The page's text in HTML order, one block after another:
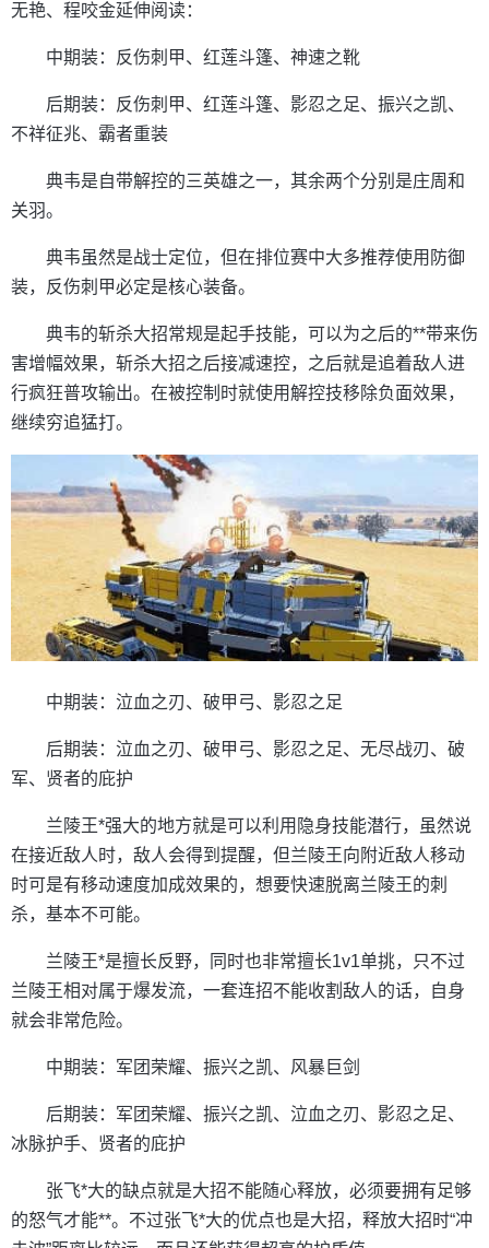
无艳、程咬金延伸阅读：
中期装：反伤刺甲、红莲斗篷、神速之靴
后期装：反伤刺甲、红莲斗篷、影忍之足、振兴之凯、
不祥征兆、霸者重装
典韦是自带解控的三英雄之一，其余两个分别是庄周和
关羽。
典韦虽然是战士定位，但在排位赛中大多推荐使用防御
装，反伤刺甲必定是核心装备。
典韦的斩杀大招常规是起手技能，可以为之后的**带来伤
害增幅效果，斩杀大招之后接减速控，之后就是追着敌人进
行疯狂普攻输出。在被控制时就使用解控技移除负面效果，
继续穷追猛打。
中期装：泣血之刃、破甲弓、影忍之足
后期装：泣血之刃、破甲弓、影忍之足、无尽战刃、破
军、贤者的庇护
兰陵王*强大的地方就是可以利用隐身技能潜行，虽然说
在接近敌人时，敌人会得到提醒，但兰陵王向附近敌人移动
时可是有移动速度加成效果的，想要快速脱离兰陵王的刺
杀，基本不可能。
兰陵王*是擅长反野，同时也非常擅长1v1单挑，只不过
兰陵王相对属于爆发流，一套连招不能收割敌人的话，自身
就会非常危险。
中期装：军团荣耀、振兴之凯、风暴巨剑
后期装：军团荣耀、振兴之凯、泣血之刃、影忍之足、
冰脉护手、贤者的庇护
张飞*大的缺点就是大招不能随心释放，必须要拥有足够
的怒气才能**。不过张飞*大的优点也是大招，释放大招时“冲